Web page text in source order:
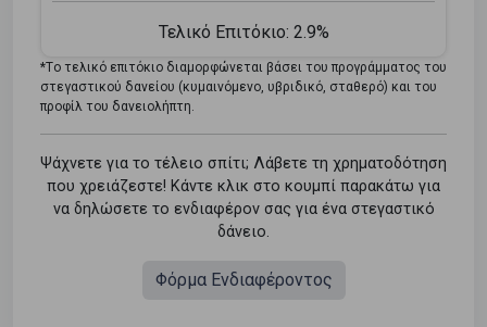
Τελικό Επιτόκιο: 2.9%
*Tο τελικό επιτόκιο διαμορφώνεται βάσει του προγράμματος του
στεγαστικού δανείου (κυμαινόμενο, υβριδικό, σταθερό) και του
προφίλ του δανειολήπτη.
Ψάχνετε για το τέλειο σπίτι; Λάβετε τη χρηματοδότηση
που χρειάζεστε! Κάντε κλικ στο κουμπί παρακάτω για
να δηλώσετε το ενδιαφέρον σας για ένα στεγαστικό
δάνειο.
Φόρμα Ενδιαφέροντος